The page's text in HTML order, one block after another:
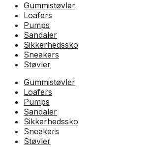
Gummistøvler
Loafers
Pumps
Sandaler
Sikkerhedssko
Sneakers
Støvler
Skip
content
Gummistøvler
Loafers
Pumps
Sandaler
Sikkerhedssko
Sneakers
Støvler